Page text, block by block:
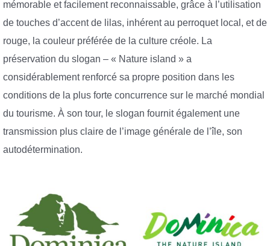
mémorable et facilement reconnaissable, grâce à l’utilisation
de touches d’accent de lilas, inhérent au perroquet local, et de
rouge, la couleur préférée de la culture créole. La
préservation du slogan – « Nature island » a
considérablement renforcé sa propre position dans les
conditions de la plus forte concurrence sur le marché mondial
du tourisme. À son tour, le slogan fournit également une
transmission plus claire de l’image générale de l’île, son
autodétermination.